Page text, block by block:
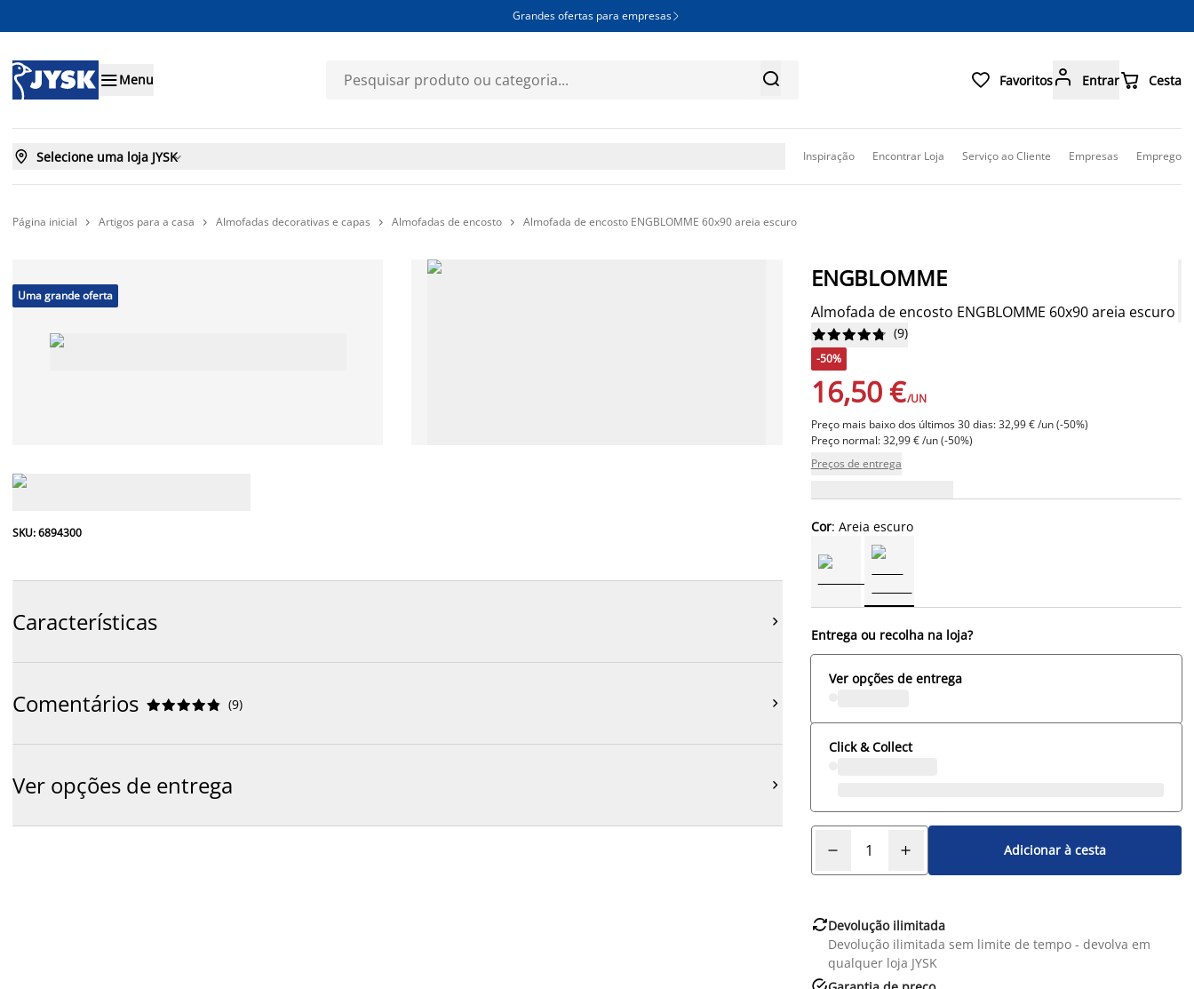
Grandes ofertas para empresas 
Menu   Favoritos Entrar Cesta
 Selecione uma loja JYSK Inspiração Encontrar Loja Serviço ao Cliente Empresas Emprego
Página inicial  Artigos para a casa  Almofadas decorativas e capas  Almofadas de encosto  Almofada de encosto ENGBLOMME 60x90 areia escuro
Uma grande oferta
SKU: 6894300
Características 
Comentários 




 (9) 
Ver opções de entrega 
ENGBLOMME
Almofada de encosto ENGBLOMME 60x90 areia escuro





 (9)
-50%
16,50 €/UN
Preço mais baixo dos últimos 30 dias: 32,99 € /un (-50%)
Preço normal: 32,99 € /un (-50%)
Preços de entrega
Cor: Areia escuro
Entrega ou recolha na loja?
Ver opções de entrega
Click & Collect
Adicionar à cesta
Devolução ilimitada
Devolução ilimitada sem limite de tempo - devolva em
qualquer loja JYSK
